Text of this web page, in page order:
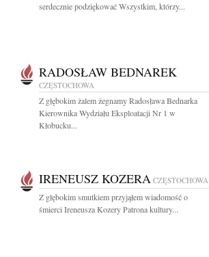
serdecznie podziękować Wszystkim, którzy...
RADOSŁAW BEDNAREK
CZĘSTOCHOWA
Z głębokim żalem żegnamy Radosława Bednarka
Kierownika Wydziału Eksploatacji Nr 1 w
Kłobucku...
IRENEUSZ KOZERA CZĘSTOCHOWA
Z głębokim smutkiem przyjąłem wiadomość o
śmierci Ireneusza Kozery Patrona kultury...